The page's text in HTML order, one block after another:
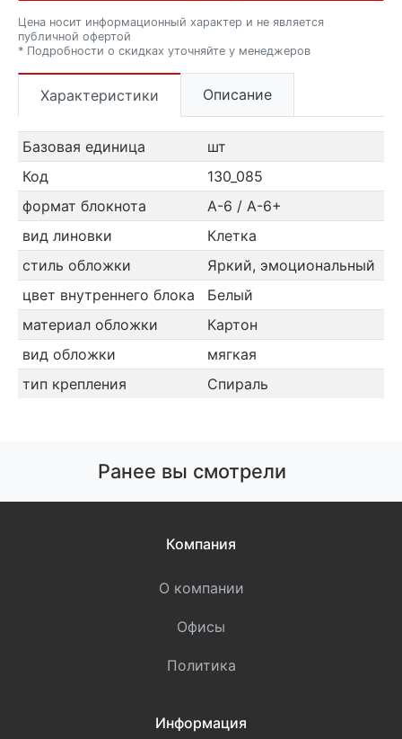
Цена носит информационный характер и не является
публичной офертой
* Подробности о скидках уточняйте у менеджеров
Характеристики Описание
Базовая единица
шт
Код
130_085
формат блокнота
А-6 / А-6+
вид линовки
Клетка
стиль обложки
Яркий, эмоциональный
цвет внутреннего блока
Белый
материал обложки
Картон
вид обложки
мягкая
тип крепления
Спираль
Ранее вы смотрели
Компания
О компании
Офисы
Политика
Информация